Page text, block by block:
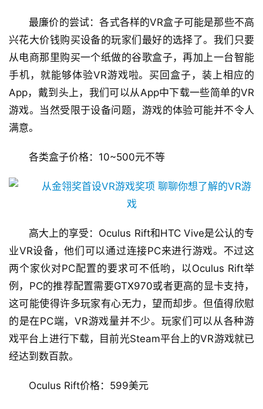
页
原
游
戏
业
界
最廉价的尝试：各式各样的VR盒子可能是那些不高
兴花大价钱购买设备的玩家们最好的选择了。我们只要
从电商那里购买一个纸做的谷歌盒子，再加上一台智能
手机，就能够体验VR游戏啦。买回盒子，装上相应的
App，戴到头上，我们可以从App中下载一些简单的VR
游戏。当然受限于设备问题，游戏的体验可能并不令人
满意。
各类盒子价格：10~500元不等
高大上的享受：Oculus Rift和HTC Vive是公认的专
业VR设备，他们可以通过连接PC来进行游戏。不过这
两个家伙对PC配置的要求可不低哟，以Oculus Rift举
例，PC的推荐配置需要GTX970或者更高的显卡支持，
这可能使得许多玩家有心无力，望而却步。但值得欣慰
的是在PC端，VR游戏量并不少。玩家们可以从各种游
戏平台上进行下载，目前光Steam平台上的VR游戏就已
经达到数百款。
Oculus Rift价格：599美元